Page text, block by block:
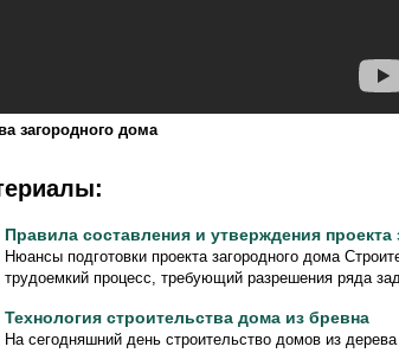
загородного дома
Правила составления и утверждения проекта
Нюансы подготовки проекта загородного дома
трудоемкий процесс, требующий разрешения ряда
Технология строительства дома из бревна
На сегодняшний день строительство домов из